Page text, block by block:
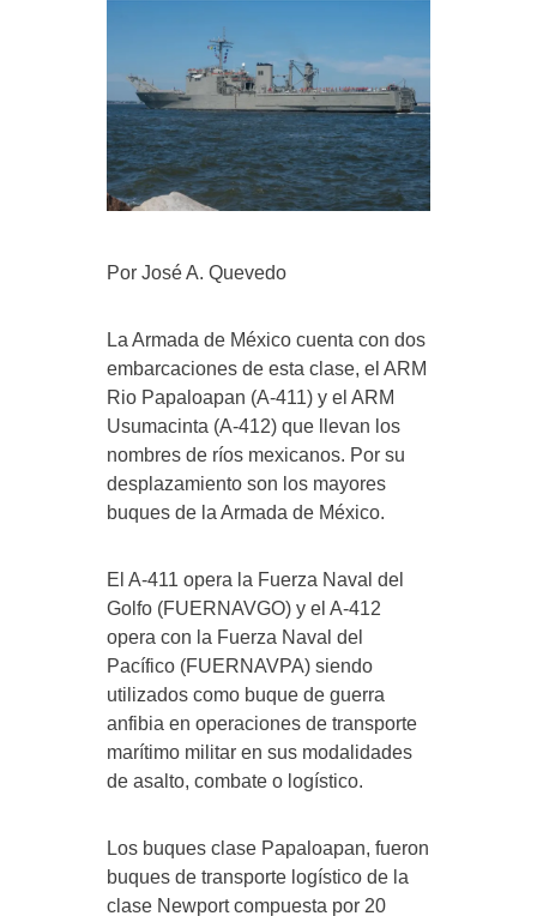
Por José A. Quevedo
La Armada de México cuenta con dos
embarcaciones de esta clase, el ARM
Rio Papaloapan (A-411) y el ARM
Usumacinta (A-412) que llevan los
nombres de ríos mexicanos. Por su
desplazamiento son los mayores
buques de la Armada de México.
El A-411 opera la Fuerza Naval del
Golfo (FUERNAVGO) y el A-412
opera con la Fuerza Naval del
Pacífico (FUERNAVPA) siendo
utilizados como buque de guerra
anfibia en operaciones de transporte
marítimo militar en sus modalidades
de asalto, combate o logístico.
Los buques clase Papaloapan, fueron
buques de transporte logístico de la
clase Newport compuesta por 20